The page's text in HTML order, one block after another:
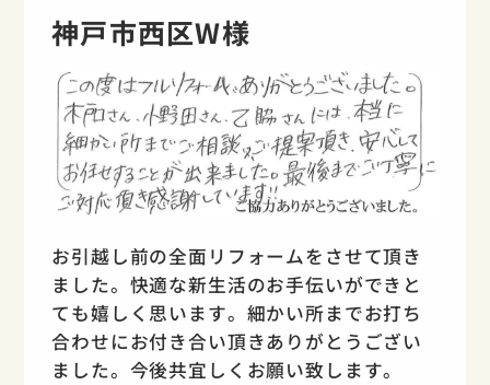
神戸市西区W様
お引越し前の全面リフォームをさせて頂き
ました。快適な新生活のお手伝いができと
ても嬉しく思います。細かい所までお打ち
合わせにお付き合い頂きありがとうござい
ました。今後共宜しくお願い致します。